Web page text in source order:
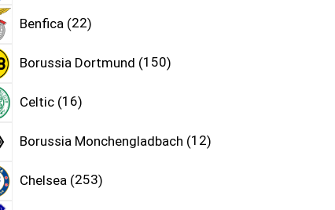
Benfica 22
Borussia Dortmund 150
Celtic 16
Borussia Monchengladbach 12
Chelsea 253